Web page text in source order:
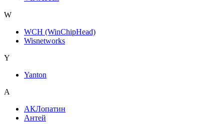
W
WCH (WinChipHead)
Wisnetworks
Y
Yanton
А
АКЛопатин
Антей